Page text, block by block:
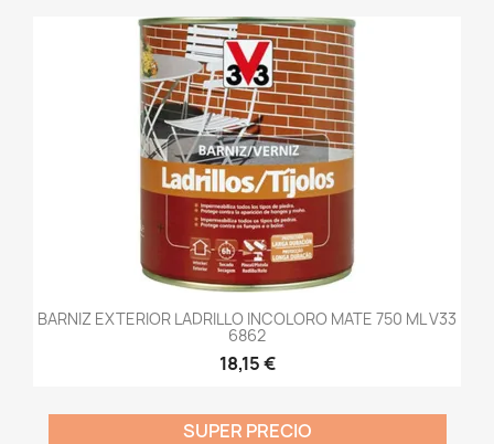
BARNIZ EXTERIOR LADRILLO INCOLORO MATE 750 ML V33
6862
18,15 €
SUPER PRECIO